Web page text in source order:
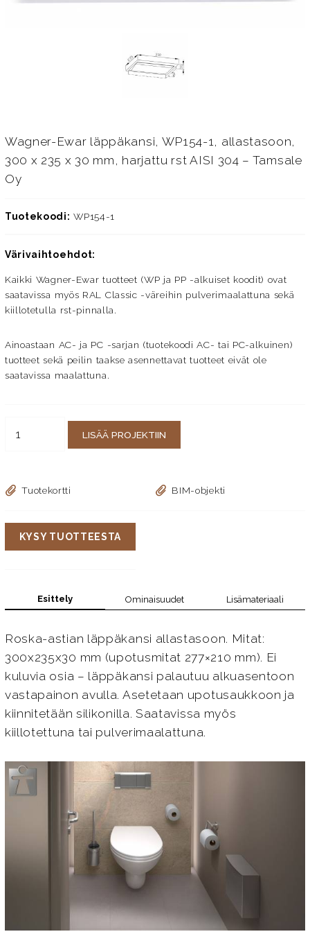
Wagner-Ewar läppäkansi, WP154-1, allastasoon,
300 x 235 x 30 mm, harjattu rst AISI 304 – Tamsale
Oy
Tuotekoodi: WP154-1
Värivaihtoehdot:
Kaikki Wagner-Ewar tuotteet (WP ja PP -alkuiset koodit) ovat
saatavissa myös RAL Classic -väreihin pulverimaalattuna sekä
kiillotetulla rst-pinnalla.
Ainoastaan AC- ja PC -sarjan (tuotekoodi AC- tai PC-alkuinen)
tuotteet sekä peilin taakse asennettavat tuotteet eivät ole
saatavissa maalattuna.
LISÄÄ PROJEKTIIN
Tuotekortti BIM-objekti
KYSY TUOTTEESTA
Esittely Ominaisuudet Lisämateriaali
Roska-astian läppäkansi allastasoon. Mitat:
300x235x30 mm (upotusmitat 277×210 mm). Ei
kuluvia osia – läppäkansi palautuu alkuasentoon
vastapainon avulla. Asetetaan upotusaukkoon ja
kiinnitetään silikonilla. Saatavissa myös
kiillotettuna tai pulverimaalattuna.